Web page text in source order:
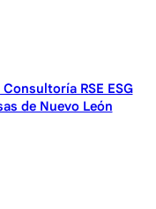
RSE ESG
de Nuevo León